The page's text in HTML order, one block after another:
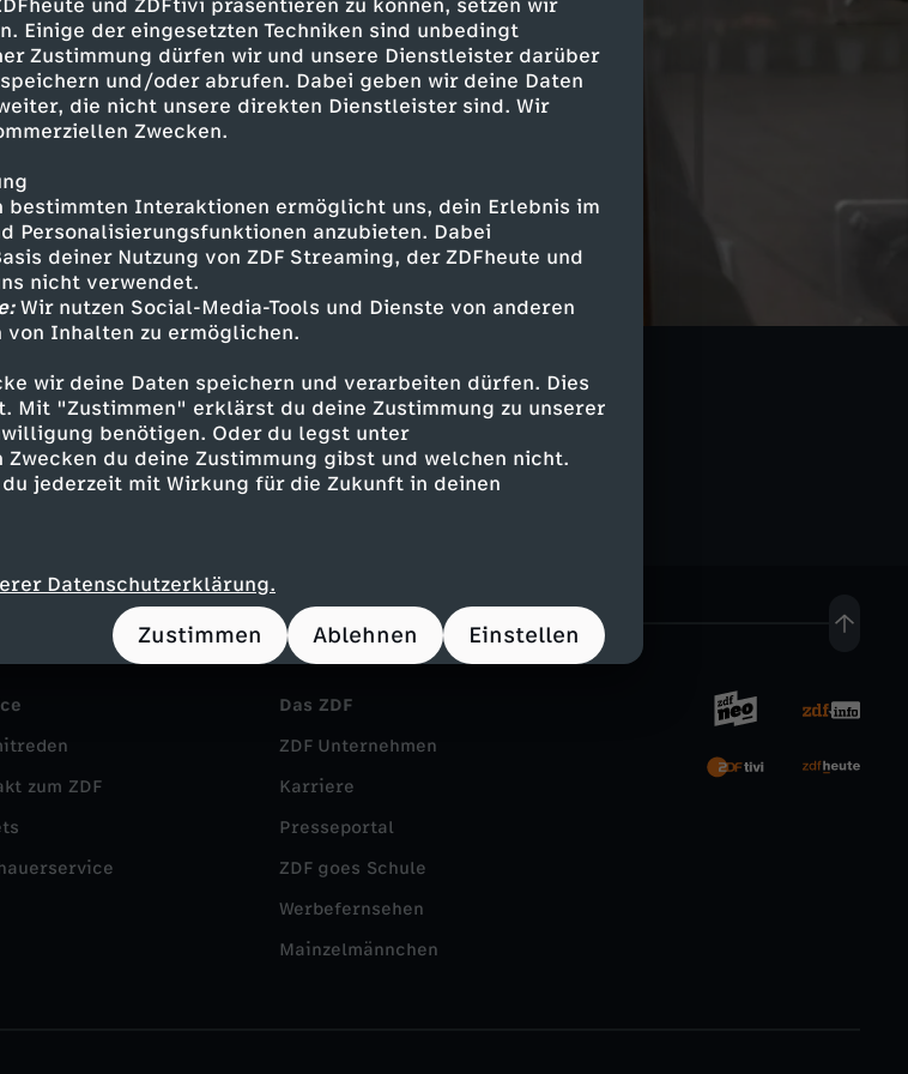
und ZDFtivi präsentieren zu können, setzen wir
Einige der eingesetzten Techniken sind unbedingt
Zustimmung dürfen wir und unsere Dienstleister darüber
und/oder abrufen. Dabei geben wir deine Daten
die nicht unsere direkten Dienstleister sind. Wir
Zwecken.
bestimmten Interaktionen ermöglicht uns, dein Erlebnis im
Personalisierungsfunktionen anzubieten. Dabei
deiner Nutzung von ZDF Streaming, der ZDFheute und
nicht verwendet.
Wir nutzen Social-Media-Tools und Dienste von anderen
von Inhalten zu ermöglichen.
wir deine Daten speichern und verarbeiten dürfen. Dies
"Zustimmen" erklärst du deine Zustimmung zu unserer
benötigen. Oder du legst unter
du deine Zustimmung gibst und welchen nicht.
jederzeit mit Wirkung für die Zukunft in deinen
Datenschutzerklärung.
Zustimmen Ablehnen Einstellen
Ahmad Rashid
aufschlussreich
FSK 6
zum ZDF
Das ZDF
ZDF Unternehmen
Karriere
Presseportal
ZDF goes Schule
Werbefernsehen
Mainzelmännchen